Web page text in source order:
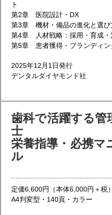
ト
第2章 医院設計・DX
第3章 機材・備品の進化と選び
第4章 人材戦略：採用・育成・
第5章 患者獲得・ブランディン
2025年12月1日発行
デンタルダイヤモンド社
歯科で活躍する管
士
栄養指導・必携マ
ル
定価6,600円（本体6,000円＋税）
A4判変型・140頁・カラー